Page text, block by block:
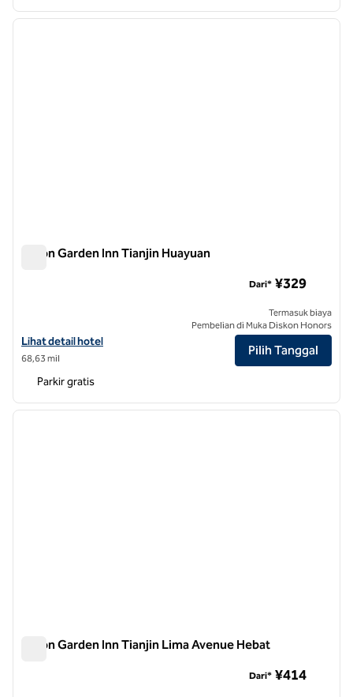
1 dari 12
Hilton Garden Inn Tianjin Huayuan
Lihat detail hotel untuk Hilton Garden Inn Tianjin Huayuan
Lihat detail hotel
68,63 mil
Dari* ¥329
Termasuk biaya
Pembelian di Muka Diskon Honors
Pilih Tanggal
Parkir gratis
1 dari 12
Hilton Garden Inn Tianjin Lima Avenue Hebat
Dari* ¥414